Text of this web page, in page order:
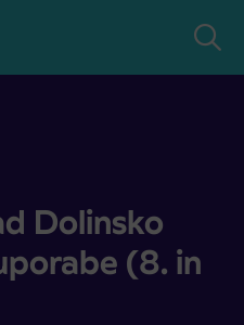
izven uporabe (8. in 9. 4. 2024)
Dolinsko
(8. in